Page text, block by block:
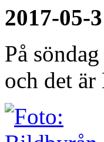
2017-05-
På
och det